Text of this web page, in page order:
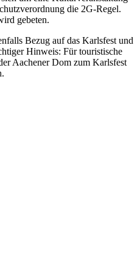
die 2G-Regel.
gebeten.
Bezug auf das Karlsfest und
Hinweis: Für touristische
Aachener Dom zum Karlsfest